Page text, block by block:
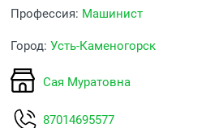
Профессия: Машинист
Город:Усть-Каменогорск
Сая Муратовна
87014695577